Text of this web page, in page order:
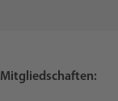
Mitgliedschaften: